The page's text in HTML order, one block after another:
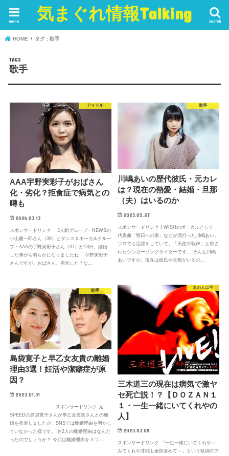
気まぐれ情報Talking search
menu
HOME タグ : 歌手
歌手
アイドル
AAA宇野実彩子がおばさん
化・劣化？拒食症で病気との
噂も
2024.03.13
スポンサードリンク 3人組グループ・NEWSの
小山慶一郎さん（39）とダンス＆ボーカルグルー
プ・AAAの宇野実彩子さん（37）が13日、結婚
した事がら明らかになりましたね！ 宇野実彩子
さんですが、おばさん、劣化した？な…
歌手
川嶋あいの歴代彼氏・元カレ
は？現在の熱愛・結婚・旦那
（夫）はいるのか
2023.05.27
スポンサードリンク I WISHのボーカルとして、
代表曲「明日への扉」などが流行った川嶋あい。
ソロでも活躍をしていて、「天使の歌声」と称さ
れたシンガーソングライターです。 そんな川嶋
あいですが、現在は彼氏や旦那がいるの…
あの人は今
三木道三の現在は病気で激ヤ
セ死亡説！？【ＤＯＺＡＮ１
１・一生一緒にいてくれやの
人】
2023.03.08
スポンサードリンク 「一生一緒にいてくれや～
みてくれや才能も全部含めて～」という歌詞のフ
歌手
島袋寛子と早乙女友貴の離婚
理由3選！妊活や潔癖症が原
因？
2023.01.31
スポンサードリンク 元
SPEEDの島袋寛子さんが早乙女友貴さんとの離
婚を発表しましたが、SNSでは離婚理由を明かし
ていなかった様です。 お2人の離婚理由はなんだ
ったのでしょうか？ 今回は離婚理由を３つ…